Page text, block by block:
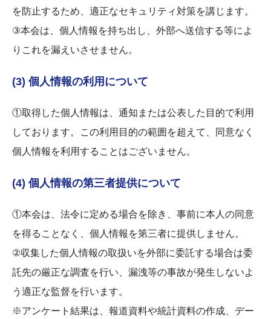
を防止するため、適正なセキュリティ対策を講じます。
③本会は、個人情報を持ち出し、外部へ送信する等によ
りこれを漏えいさせません。
(3) 個人情報の利用について
①取得した個人情報は、通知または公表した目的で利用
しております。この利用目的の範囲を超えて、同意なく
個人情報を利用することはございません。
(4) 個人情報の第三者提供について
①本会は、法令に定める場合を除き、事前に本人の同意
を得ることなく、個人情報を第三者に提供しません。
②収集した個人情報の取扱いを外部に委託する場合は委
託先の厳正な調査を行い、漏洩等の事故が発生しないよ
う適正な監督を行います。
※アンケート結果は、報道資料や統計資料の作成、デー